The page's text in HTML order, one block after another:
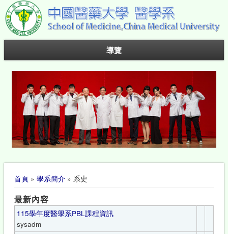
導覽
您在這裡
首頁» 學系簡介» 系史
最新內容
115學年度醫學系PBL課程資訊
sysadm